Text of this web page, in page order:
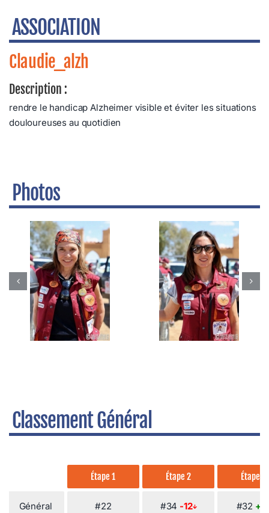
ASSOCIATION
Claudie_alzh
Description :
rendre le handicap Alzheimer visible et éviter les situations
douloureuses au quotidien
Photos
Classement Général
Étape 1 Étape 2 Étape 3
Général #22 #34 -12 #32 +2